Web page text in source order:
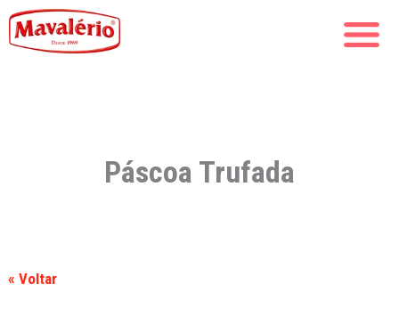
Páscoa Trufada
« Voltar